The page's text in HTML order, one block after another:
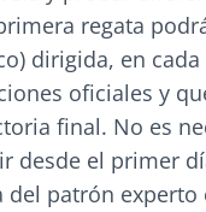
regata
dirigida, en
oficiales y
final. No es
desde el primer
del patrón